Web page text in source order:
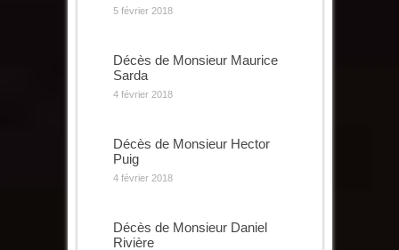
5 février 2018
Décès de Monsieur Maurice
Sarda
4 février 2018
Décès de Monsieur Hector
Puig
4 février 2018
Décès de Monsieur Daniel
Rivière